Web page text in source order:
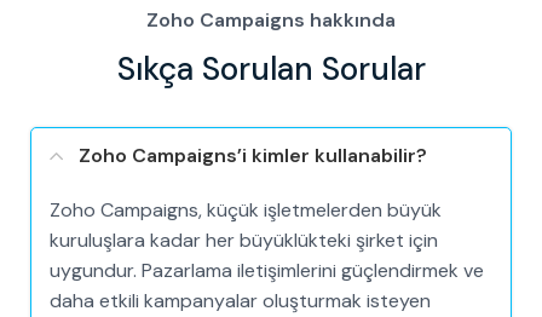
Zoho Campaigns hakkında
Sıkça Sorulan Sorular
Zoho Campaigns’i kimler kullanabilir?
Zoho Campaigns, küçük işletmelerden büyük
kuruluşlara kadar her büyüklükteki şirket için
uygundur. Pazarlama iletişimlerini güçlendirmek ve
daha etkili kampanyalar oluşturmak isteyen